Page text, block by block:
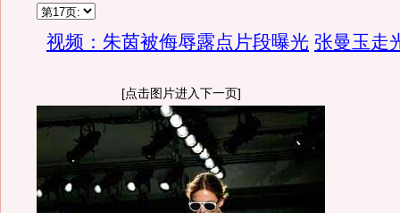
视频：朱茵被侮辱露点片段曝光 张曼玉走
[点击图片进入下一页]